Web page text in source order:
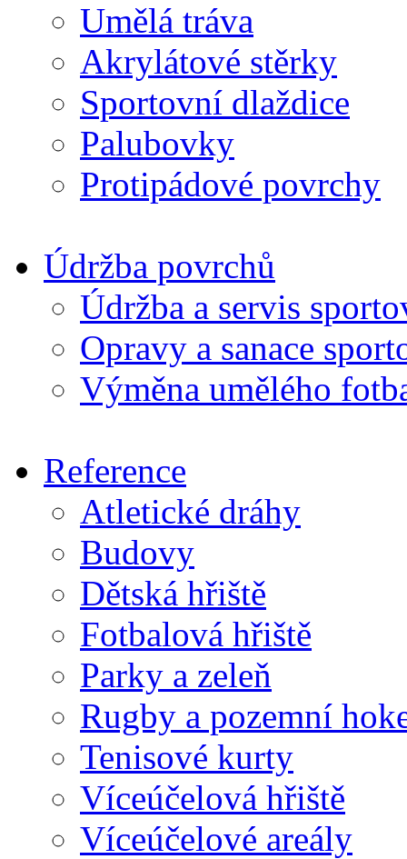
Umělá tráva
Akrylátové stěrky
Sportovní dlaždice
Palubovky
Protipádové povrchy
Údržba povrchů
Údržba a servis
Opravy a sanace
Výměna umělého
Reference
Atletické dráhy
Budovy
Dětská hřiště
Fotbalová hřiště
Parky a zeleň
Rugby a pozemní
Tenisové kurty
Víceúčelová hřiště
Víceúčelové areály